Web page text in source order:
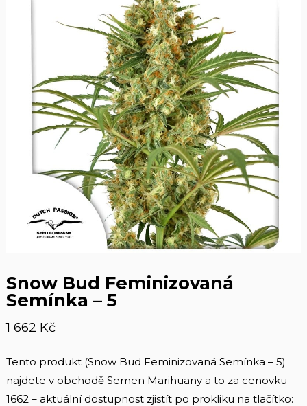
Snow Bud Feminizovaná
Semínka – 5
1 662 Kč
Tento produkt (Snow Bud Feminizovaná Semínka – 5)
najdete v obchodě Semen Marihuany a to za cenovku
1662 – aktuální dostupnost zjistít po prokliku na tlačítko: